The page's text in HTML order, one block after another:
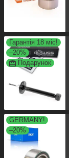
Гарантія 18 міс!
–20%
Подарунок
GERMANY!
–20%